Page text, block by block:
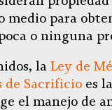
medio para
o ninguna
la Ley de
de Sacrificio es
el manejo de